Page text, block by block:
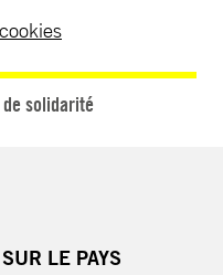
solidarité
LE PAYS